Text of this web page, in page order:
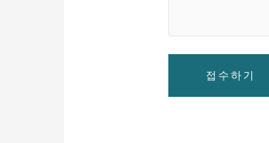
접수하기